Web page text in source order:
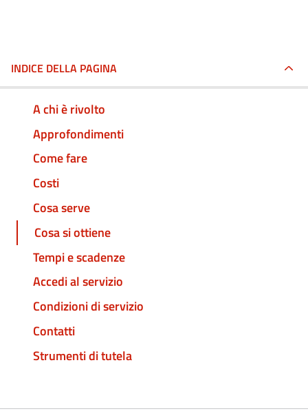
INDICE DELLA PAGINA
A chi è rivolto
Approfondimenti
Come fare
Costi
Cosa serve
Cosa si ottiene
Tempi e scadenze
Accedi al servizio
Condizioni di servizio
Contatti
Strumenti di tutela